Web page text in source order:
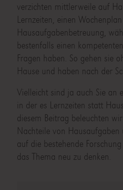
verzichten mittlerweile auf
Lernzeiten, einen
Hausaufgabenbetreuung,
bestenfalls einen
Fragen haben. So gehen sie
Hause und haben nach der
Vielleicht sind ja auch Sie an
in der es Lernzeiten statt
diesem Beitrag beleuchten
Nachteile von
auf die bestehende
das Thema neu zu denken.